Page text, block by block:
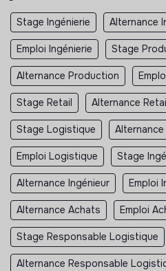
Stage Ingénierie Alternance
Emploi Ingénierie Stage
Alternance Production
Stage Retail Alternance
Stage Logistique
Emploi Logistique Stage
Alternance Ingénieur Emploi
Alternance Achats Emploi
Stage Responsable Logistique
Alternance Responsable